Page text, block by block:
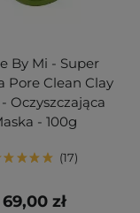
By Mi - Super
Pore Clean Clay
Oczyszczająca
- 100g
17
69,00 zł